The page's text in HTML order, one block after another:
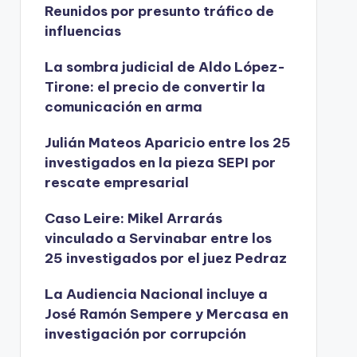
Reunidos por presunto tráfico de
influencias
La sombra judicial de Aldo López-
Tirone: el precio de convertir la
comunicación en arma
Julián Mateos Aparicio entre los 25
investigados en la pieza SEPI por
rescate empresarial
Caso Leire: Mikel Arrarás
vinculado a Servinabar entre los
25 investigados por el juez Pedraz
La Audiencia Nacional incluye a
José Ramón Sempere y Mercasa en
investigación por corrupción